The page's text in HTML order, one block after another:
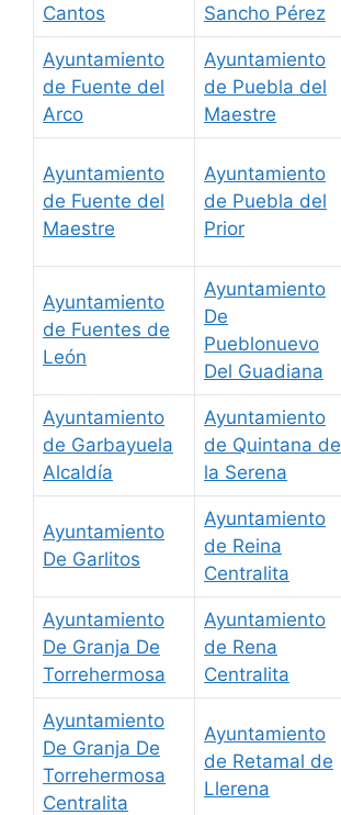
Cantos
Sancho Pérez
Ayuntamiento
de Fuente del
Arco
Ayuntamiento
de Puebla del
Maestre
Ayuntamiento
de Fuente del
Maestre
Ayuntamiento
de Puebla del
Prior
Ayuntamiento
de Fuentes de
León
Ayuntamiento
De
Pueblonuevo
Del Guadiana
Ayuntamiento
de Garbayuela
Alcaldía
Ayuntamiento
de Quintana de
la Serena
Ayuntamiento
De Garlitos
Ayuntamiento
de Reina
Centralita
Ayuntamiento
De Granja De
Torrehermosa
Ayuntamiento
de Rena
Centralita
Ayuntamiento
De Granja De
Torrehermosa
Centralita
Ayuntamiento
de Retamal de
Llerena